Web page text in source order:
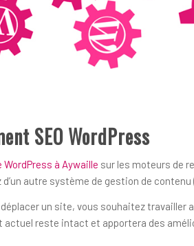
SEO WordPress
à Aywaille sur les moteurs de
autre système de gestion de contenu
déplacer un site, vous souhaitez travailler
actuel reste intact et apportera des